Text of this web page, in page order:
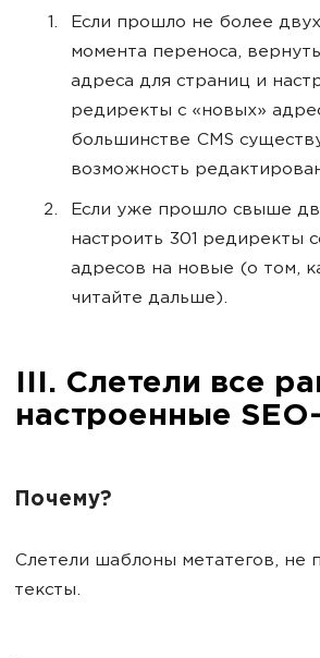
Если прошло не более
момента переноса,
адреса для страниц и
редиректы с «новых»
большинстве CMS
возможность
Если уже прошло свыше
настроить 301 редиректы
адресов на новые (о том,
читайте дальше).
III. Слетели все
настроенные
Почему?
Cлетели шаблоны метатегов, не
тексты.